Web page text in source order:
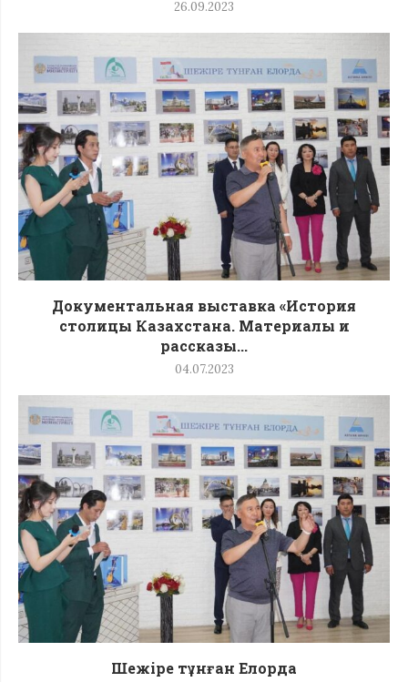
26.09.2023
Документальная выставка «История
столицы Казахстана. Материалы и
рассказы...
04.07.2023
Шежіре тұнған Елорда